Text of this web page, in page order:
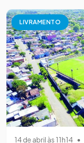
LIVRAMENTO
14 de abril às 11h14 •